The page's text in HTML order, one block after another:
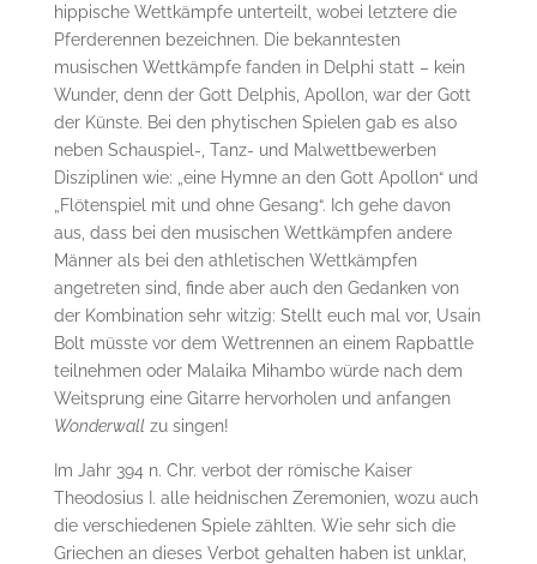
hippische Wettkämpfe unterteilt, wobei letztere die
Pferderennen bezeichnen. Die bekanntesten
musischen Wettkämpfe fanden in Delphi statt – kein
Wunder, denn der Gott Delphis, Apollon, war der Gott
der Künste. Bei den phytischen Spielen gab es also
neben Schauspiel-, Tanz- und Malwettbewerben
Disziplinen wie: „eine Hymne an den Gott Apollon“ und
„Flötenspiel mit und ohne Gesang“. Ich gehe davon
aus, dass bei den musischen Wettkämpfen andere
Männer als bei den athletischen Wettkämpfen
angetreten sind, finde aber auch den Gedanken von
der Kombination sehr witzig: Stellt euch mal vor, Usain
Bolt müsste vor dem Wettrennen an einem Rapbattle
teilnehmen oder Malaika Mihambo würde nach dem
Weitsprung eine Gitarre hervorholen und anfangen
Wonderwallzu singen!
Im Jahr 394 n. Chr. verbot der römische Kaiser
Theodosius I. alle heidnischen Zeremonien, wozu auch
die verschiedenen Spiele zählten. Wie sehr sich die
Griechen an dieses Verbot gehalten haben ist unklar,